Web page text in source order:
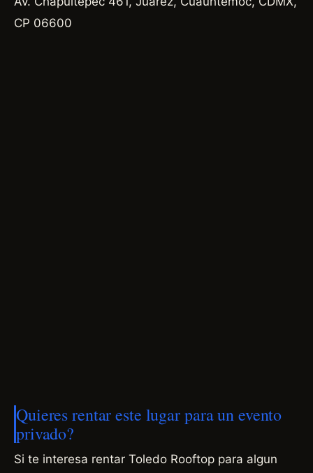
CP 06600
Quieres rentar este lugar para un evento
privado?
Si te interesa rentar Toledo Rooftop para algun